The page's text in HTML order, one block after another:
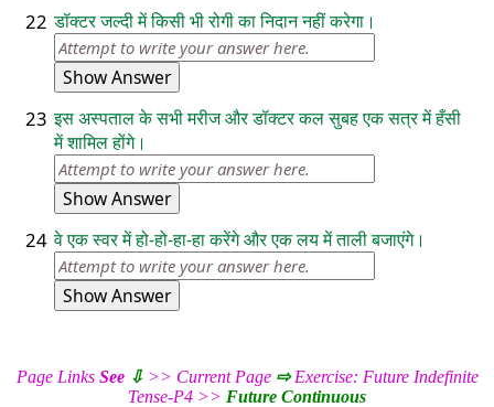
22 डॉक्टर जल्दी में किसी भी रोगी का निदान नहीं करेगा।
Show Answer
23 इस अस्पताल के सभी मरीज और डॉक्टर कल सुबह एक सत्र में हँसी
में शामिल होंगे।
Show Answer
24 वे एक स्वर में हो-हो-हा-हा करेंगे और एक लय में ताली बजाएंगे।
Show Answer
Page Links See ⇩>> Current Page ⇨Exercise: Future Indefinite
Tense-P4 >> Future Continuous